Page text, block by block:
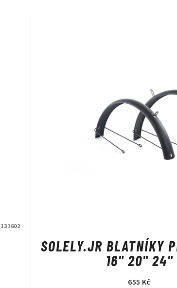
131602
SOLELY.JR BLATNÍKY
16" 20" 24"
655 Kč